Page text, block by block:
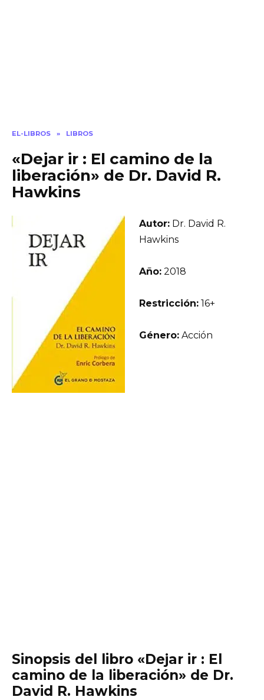
EL-LIBROS » LIBROS
«Dejar ir : El camino de la
liberación» de Dr. David R.
Hawkins
Autor: Dr. David R.
Hawkins
Año: 2018
Restricción: 16+
Género: Acción
Sinopsis del libro «Dejar ir : El
camino de la liberación» de Dr.
David R. Hawkins